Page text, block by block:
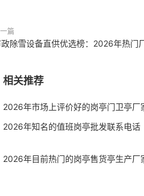
篇
除雪设备直供优选榜：2026年热门
相关推荐
2026年市场上评价好的岗亭门卫亭厂
2026年知名的值班岗亭批发联系电话
2026年目前热门的岗亭售货亭生产厂